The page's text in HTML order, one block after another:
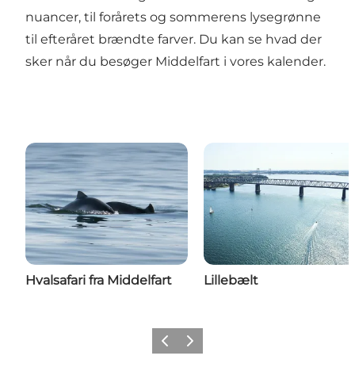
nuancer, til forårets og sommerens lysegrønne
til efteråret brændte farver. Du kan se hvad der
sker når du besøger Middelfart i vores kalender.
Hvalsafari fra Middelfart Lillebælt
ForrigeNæste